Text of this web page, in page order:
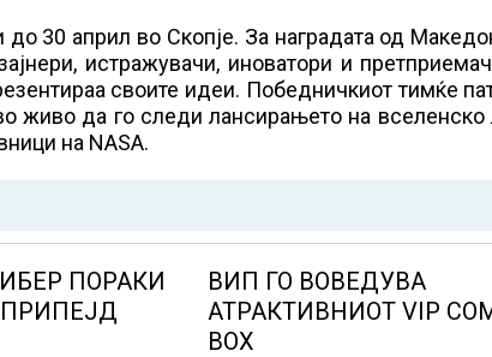
30 април во Скопје. За наградата од
истражувачи, иноватори и
своите идеи. Победничкиот тимќе
живо да го следи лансирањето на вселенско
на NASA.
ПОРАКИ
ВИП ГО ВОВЕДУВА
АТРАКТИВНИОТ VIP
BOX